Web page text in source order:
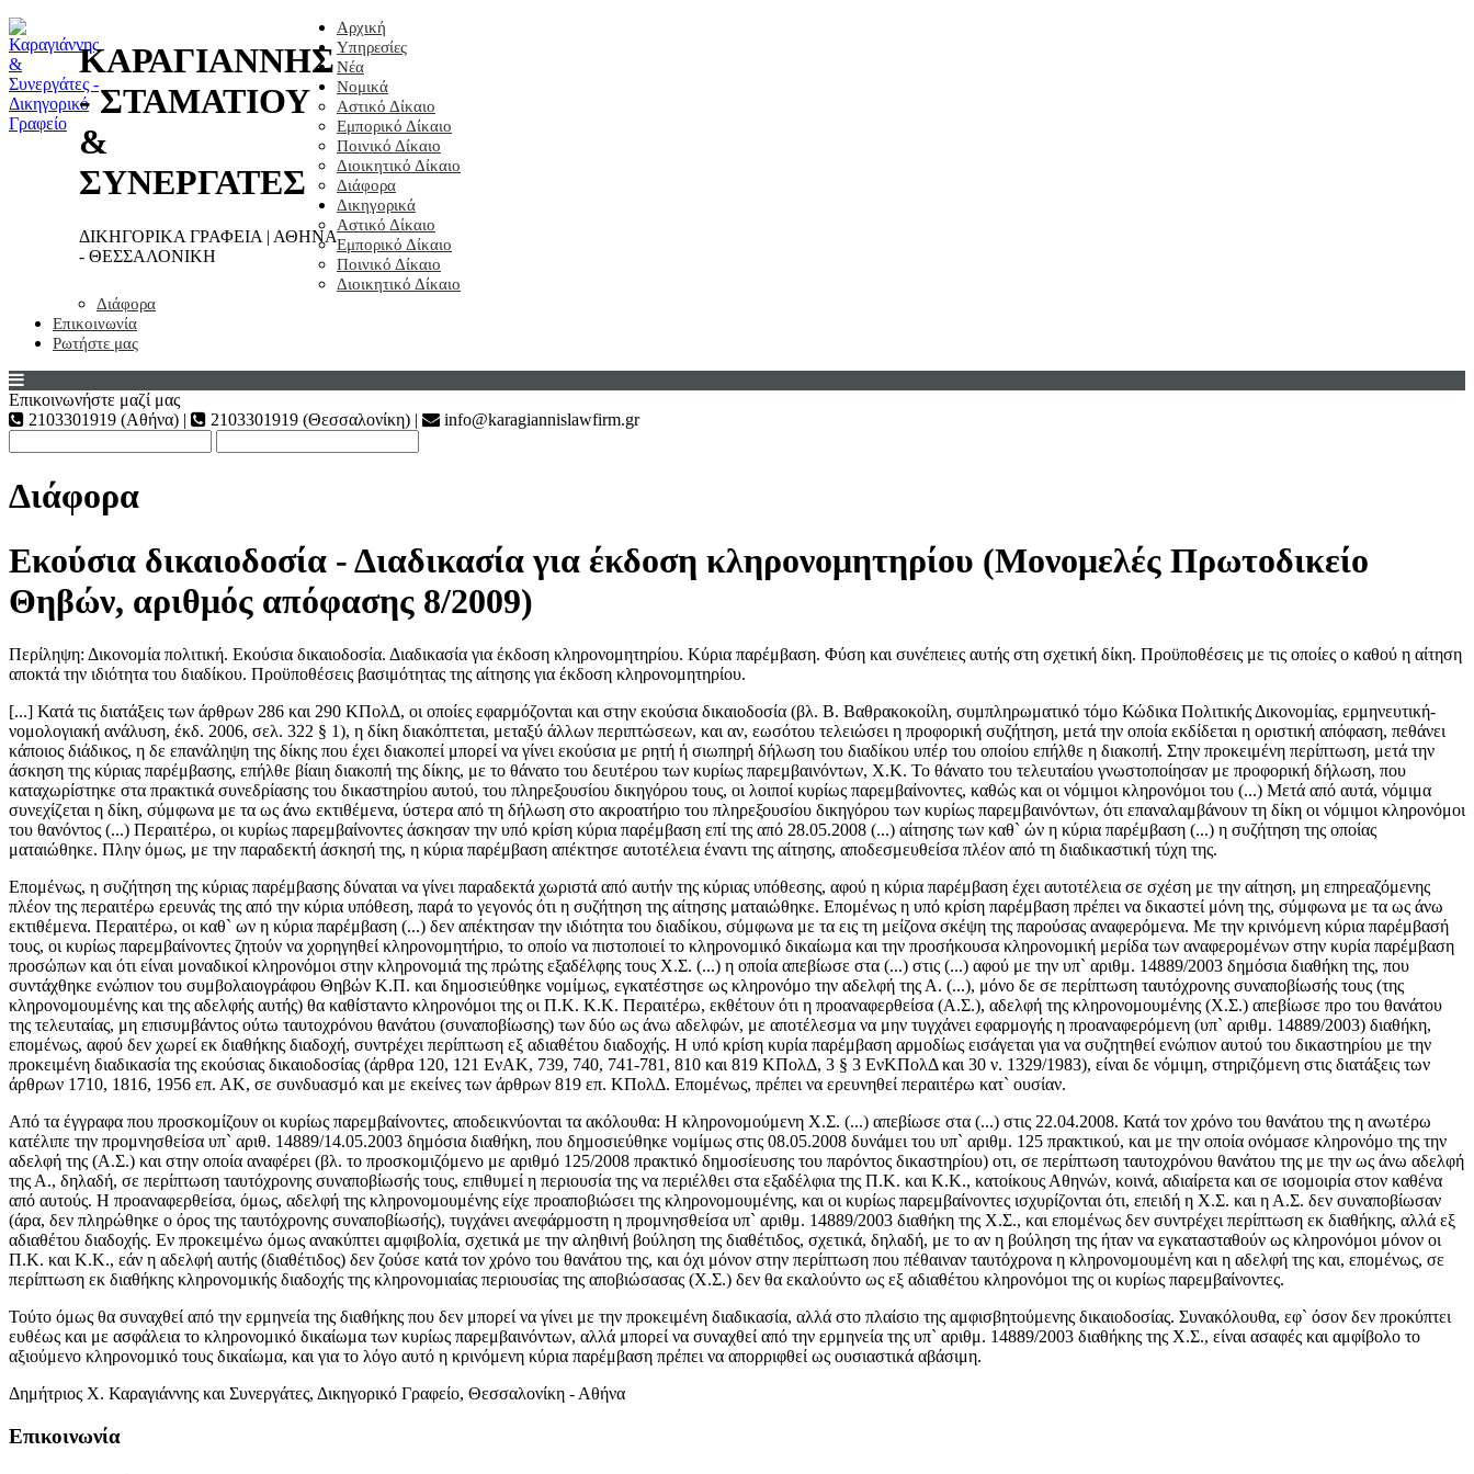
ΚΑΡΑΓΙΑΝΝΗΣ
- ΣΤΑΜΑΤΙΟΥ
&
ΣΥΝΕΡΓΑΤΕΣ
ΔΙΚΗΓΟΡΙΚΑ ΓΡΑΦΕΙΑ | ΑΘΗΝΑ
- ΘΕΣΣΑΛΟΝΙΚΗ
Αρχική
Υπηρεσίες
Νέα
Νομικά
Αστικό Δίκαιο
Εμπορικό Δίκαιο
Ποινικό Δίκαιο
Διοικητικό Δίκαιο
Διάφορα
Δικηγορικά
Αστικό Δίκαιο
Εμπορικό Δίκαιο
Ποινικό Δίκαιο
Διοικητικό Δίκαιο
Διάφορα
Επικοινωνία
Ρωτήστε μας
Επικοινωνήστε μαζί μας
2103301919 (Αθήνα) |
2103301919 (Θεσσαλονίκη) | info@karagiannislawfirm.gr
Διάφορα
Εκούσια δικαιοδοσία - Διαδικασία για έκδοση κληρονομητηρίου (Μονομελές Πρωτοδικείο
Θηβών, αριθμός απόφασης 8/2009)
Περίληψη: Δικονομία πολιτική. Εκούσια δικαιοδοσία. Διαδικασία για έκδοση κληρονομητηρίου. Κύρια παρέμβαση. Φύση και συνέπειες αυτής στη σχετική δίκη. Προϋποθέσεις με τις οποίες ο καθού η αίτηση
αποκτά την ιδιότητα του διαδίκου. Προϋποθέσεις βασιμότητας της αίτησης για έκδοση κληρονομητηρίου.
[...] Κατά τις διατάξεις των άρθρων 286 και 290 ΚΠολΔ, οι οποίες εφαρμόζονται και στην εκούσια δικαιοδοσία (βλ. Β. Βαθρακοκοίλη, συμπληρωματικό τόμο Κώδικα Πολιτικής Δικονομίας, ερμηνευτική-
νομολογιακή ανάλυση, έκδ. 2006, σελ. 322 § 1), η δίκη διακόπτεται, μεταξύ άλλων περιπτώσεων, και αν, εωσότου τελειώσει η προφορική συζήτηση, μετά την οποία εκδίδεται η οριστική απόφαση, πεθάνει
κάποιος διάδικος, η δε επανάληψη της δίκης που έχει διακοπεί μπορεί να γίνει εκούσια με ρητή ή σιωπηρή δήλωση του διαδίκου υπέρ του οποίου επήλθε η διακοπή. Στην προκειμένη περίπτωση, μετά την
άσκηση της κύριας παρέμβασης, επήλθε βίαιη διακοπή της δίκης, με το θάνατο του δευτέρου των κυρίως παρεμβαινόντων, Χ.Κ. Το θάνατο του τελευταίου γνωστοποίησαν με προφορική δήλωση, που
καταχωρίστηκε στα πρακτικά συνεδρίασης του δικαστηρίου αυτού, του πληρεξουσίου δικηγόρου τους, οι λοιποί κυρίως παρεμβαίνοντες, καθώς και οι νόμιμοι κληρονόμοι του (...) Μετά από αυτά, νόμιμα
συνεχίζεται η δίκη, σύμφωνα με τα ως άνω εκτιθέμενα, ύστερα από τη δήλωση στο ακροατήριο του πληρεξουσίου δικηγόρου των κυρίως παρεμβαινόντων, ότι επαναλαμβάνουν τη δίκη οι νόμιμοι κληρονόμοι
του θανόντος (...) Περαιτέρω, οι κυρίως παρεμβαίνοντες άσκησαν την υπό κρίση κύρια παρέμβαση επί της από 28.05.2008 (...) αίτησης των καθ` ών η κύρια παρέμβαση (...) η συζήτηση της οποίας
ματαιώθηκε. Πλην όμως, με την παραδεκτή άσκησή της, η κύρια παρέμβαση απέκτησε αυτοτέλεια έναντι της αίτησης, αποδεσμευθείσα πλέον από τη διαδικαστική τύχη της.
Επομένως, η συζήτηση της κύριας παρέμβασης δύναται να γίνει παραδεκτά χωριστά από αυτήν της κύριας υπόθεσης, αφού η κύρια παρέμβαση έχει αυτοτέλεια σε σχέση με την αίτηση, μη επηρεαζόμενης
πλέον της περαιτέρω ερευνάς της από την κύρια υπόθεση, παρά το γεγονός ότι η συζήτηση της αίτησης ματαιώθηκε. Επομένως η υπό κρίση παρέμβαση πρέπει να δικαστεί μόνη της, σύμφωνα με τα ως άνω
εκτιθέμενα. Περαιτέρω, οι καθ` ων η κύρια παρέμβαση (...) δεν απέκτησαν την ιδιότητα του διαδίκου, σύμφωνα με τα εις τη μείζονα σκέψη της παρούσας αναφερόμενα. Με την κρινόμενη κύρια παρέμβασή
τους, οι κυρίως παρεμβαίνοντες ζητούν να χορηγηθεί κληρονομητήριο, το οποίο να πιστοποιεί το κληρονομικό δικαίωμα και την προσήκουσα κληρονομική μερίδα των αναφερομένων στην κυρία παρέμβαση
προσώπων και ότι είναι μοναδικοί κληρονόμοι στην κληρονομιά της πρώτης εξαδέλφης τους Χ.Σ. (...) η οποία απεβίωσε στα (...) στις (...) αφού με την υπ` αριθμ. 14889/2003 δημόσια διαθήκη της, που
συντάχθηκε ενώπιον του συμβολαιογράφου Θηβών Κ.Π. και δημοσιεύθηκε νομίμως, εγκατέστησε ως κληρονόμο την αδελφή της Α. (...), μόνο δε σε περίπτωση ταυτόχρονης συναποβίωσής τους (της
κληρονομουμένης και της αδελφής αυτής) θα καθίσταντο κληρονόμοι της οι Π.Κ. Κ.Κ. Περαιτέρω, εκθέτουν ότι η προαναφερθείσα (Α.Σ.), αδελφή της κληρονομουμένης (Χ.Σ.) απεβίωσε προ του θανάτου
της τελευταίας, μη επισυμβάντος ούτω ταυτοχρόνου θανάτου (συναποβίωσης) των δύο ως άνω αδελφών, με αποτέλεσμα να μην τυγχάνει εφαρμογής η προαναφερόμενη (υπ` αριθμ. 14889/2003) διαθήκη,
επομένως, αφού δεν χωρεί εκ διαθήκης διαδοχή, συντρέχει περίπτωση εξ αδιαθέτου διαδοχής. Η υπό κρίση κυρία παρέμβαση αρμοδίως εισάγεται για να συζητηθεί ενώπιον αυτού του δικαστηρίου με την
προκειμένη διαδικασία της εκούσιας δικαιοδοσίας (άρθρα 120, 121 ΕνΑΚ, 739, 740, 741-781, 810 και 819 ΚΠολΔ, 3 § 3 ΕνΚΠολΔ και 30 ν. 1329/1983), είναι δε νόμιμη, στηριζόμενη στις διατάξεις των
άρθρων 1710, 1816, 1956 επ. ΑΚ, σε συνδυασμό και με εκείνες των άρθρων 819 επ. ΚΠολΔ. Επομένως, πρέπει να ερευνηθεί περαιτέρω κατ` ουσίαν.
Από τα έγγραφα που προσκομίζουν οι κυρίως παρεμβαίνοντες, αποδεικνύονται τα ακόλουθα: Η κληρονομούμενη Χ.Σ. (...) απεβίωσε στα (...) στις 22.04.2008. Κατά τον χρόνο του θανάτου της η ανωτέρω
κατέλιπε την προμνησθείσα υπ` αριθ. 14889/14.05.2003 δημόσια διαθήκη, που δημοσιεύθηκε νομίμως στις 08.05.2008 δυνάμει του υπ` αριθμ. 125 πρακτικού, και με την οποία ονόμασε κληρονόμο της την
αδελφή της (Α.Σ.) και στην οποία αναφέρει (βλ. το προσκομιζόμενο με αριθμό 125/2008 πρακτικό δημοσίευσης του παρόντος δικαστηρίου) οτι, σε περίπτωση ταυτοχρόνου θανάτου της με την ως άνω αδελφή
της Α., δηλαδή, σε περίπτωση ταυτόχρονης συναποβίωσής τους, επιθυμεί η περιουσία της να περιέλθει στα εξαδέλφια της Π.Κ. και Κ.Κ., κατοίκους Αθηνών, κοινά, αδιαίρετα και σε ισομοιρία στον καθένα
από αυτούς. Η προαναφερθείσα, όμως, αδελφή της κληρονομουμένης είχε προαποβιώσει της κληρονομουμένης, και οι κυρίως παρεμβαίνοντες ισχυρίζονται ότι, επειδή η Χ.Σ. και η Α.Σ. δεν συναποβίωσαν
(άρα, δεν πληρώθηκε ο όρος της ταυτόχρονης συναποβίωσής), τυγχάνει ανεφάρμοστη η προμνησθείσα υπ` αριθμ. 14889/2003 διαθήκη της Χ.Σ., και επομένως δεν συντρέχει περίπτωση εκ διαθήκης, αλλά εξ
αδιαθέτου διαδοχής. Εν προκειμένω όμως ανακύπτει αμφιβολία, σχετικά με την αληθινή βούληση της διαθέτιδος, σχετικά, δηλαδή, με το αν η βούληση της ήταν να εγκατασταθούν ως κληρονόμοι μόνον οι
Π.Κ. και Κ.Κ., εάν η αδελφή αυτής (διαθέτιδος) δεν ζούσε κατά τον χρόνο του θανάτου της, και όχι μόνον στην περίπτωση που πέθαιναν ταυτόχρονα η κληρονομουμένη και η αδελφή της και, επομένως, σε
περίπτωση εκ διαθήκης κληρονομικής διαδοχής της κληρονομιαίας περιουσίας της αποβιώσασας (Χ.Σ.) δεν θα εκαλούντο ως εξ αδιαθέτου κληρονόμοι της οι κυρίως παρεμβαίνοντες.
Τούτο όμως θα συναχθεί από την ερμηνεία της διαθήκης που δεν μπορεί να γίνει με την προκειμένη διαδικασία, αλλά στο πλαίσιο της αμφισβητούμενης δικαιοδοσίας. Συνακόλουθα, εφ` όσον δεν προκύπτει
ευθέως και με ασφάλεια το κληρονομικό δικαίωμα των κυρίως παρεμβαινόντων, αλλά μπορεί να συναχθεί από την ερμηνεία της υπ` αριθμ. 14889/2003 διαθήκης της Χ.Σ., είναι ασαφές και αμφίβολο το
αξιούμενο κληρονομικό τους δικαίωμα, και για το λόγο αυτό η κρινόμενη κύρια παρέμβαση πρέπει να απορριφθεί ως ουσιαστικά αβάσιμη.
Δημήτριος Χ. Καραγιάννης και Συνεργάτες, Δικηγορικό Γραφείο, Θεσσαλονίκη - Αθήνα
Επικοινωνία